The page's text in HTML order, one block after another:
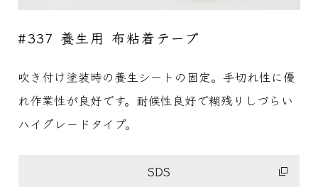
#337 養生用 布粘着テープ
吹き付け塗装時の養生シートの固定。手切れ性に優
れ作業性が良好です。耐候性良好で糊残りしづらい
ハイグレードタイプ。
SDS